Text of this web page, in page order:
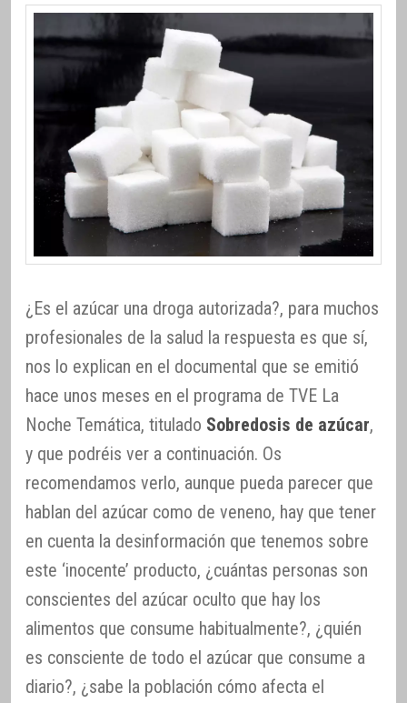
¿Es el azúcar una droga autorizada?, para muchos
profesionales de la salud la respuesta es que sí,
nos lo explican en el documental que se emitió
hace unos meses en el programa de TVE La
Noche Temática, titulado Sobredosis de azúcar,
y que podréis ver a continuación. Os
recomendamos verlo, aunque pueda parecer que
hablan del azúcar como de veneno, hay que tener
en cuenta la desinformación que tenemos sobre
este ‘inocente’ producto, ¿cuántas personas son
conscientes del azúcar oculto que hay los
alimentos que consume habitualmente?, ¿quién
es consciente de todo el azúcar que consume a
diario?, ¿sabe la población cómo afecta el